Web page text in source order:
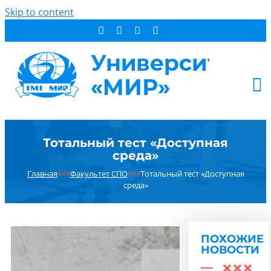
Skip to content
СТУДЕНТУ
НОВОСТИ
РЕЗУЛЬТАТ ПОИСКА:
Тотальный тест «Доступная
среда»
Главная×××Факультет СПО×××Тотальный тест «Доступная
среда»
ПОХОЖИЕ
НОВОСТИ